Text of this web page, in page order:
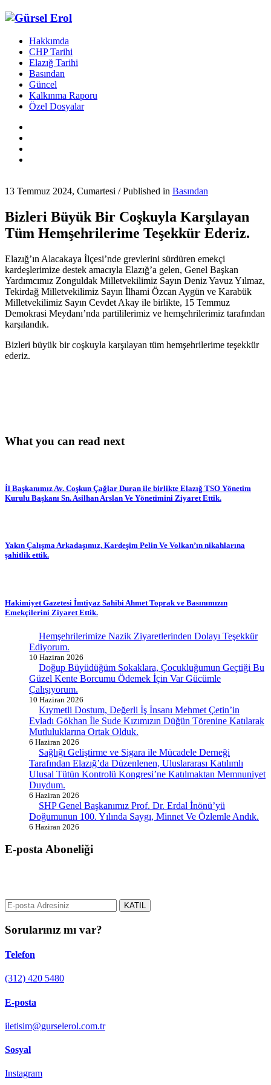
Hakkımda
CHP Tarihi
Elazığ Tarihi
Basından
Güncel
Kalkınma Raporu
Özel Dosyalar
13 Temmuz 2024, Cumartesi /Published in Basından
Bizleri Büyük Bir Coşkuyla Karşılayan
Tüm Hemşehrilerime Teşekkür Ederiz.
Elazığ’ın Alacakaya İlçesi’nde grevlerini sürdüren emekçi
kardeşlerimize destek amacıyla Elazığ’a gelen, Genel Başkan
Yardımcımız Zonguldak Milletvekilimiz Sayın Deniz Yavuz Yılmaz,
Tekirdağ Milletvekilimiz Sayın İlhami Özcan Aygün ve Karabük
Milletvekilimiz Sayın Cevdet Akay ile birlikte, 15 Temmuz
Demokrasi Meydanı’nda partililerimiz ve hemşehrilerimiz tarafından
karşılandık.
Bizleri büyük bir coşkuyla karşılayan tüm hemşehrilerime teşekkür
ederiz.
What you can read next
İl Başkanımız Av. Coşkun Çağlar Duran ile birlikte Elazığ TSO Yönetim
Kurulu Başkanı Sn. Asilhan Arslan Ve Yönetimini Ziyaret Ettik.
Yakın Çalışma Arkadaşımız, Kardeşim Pelin Ve Volkan’ın nikahlarına
şahitlik ettik.
Hakimiyet Gazetesi İmtiyaz Sahibi Ahmet Toprak ve Basınımızın
Emekçilerini Ziyaret Ettik.
Hemşehrilerimize Nazik Ziyaretlerinden Dolayı Teşekkür
Ediyorum.
10 Haziran 2026
Doğup Büyüdüğüm Sokaklara, Çocukluğumun Geçtiği Bu
Güzel Kente Borcumu Ödemek İçin Var Gücümle
Çalışıyorum.
10 Haziran 2026
Kıymetli Dostum, Değerli İş İnsanı Mehmet Çetin’in
Evladı Gökhan İle Sude Kızımızın Düğün Törenine Katılarak
Mutluluklarına Ortak Olduk.
6 Haziran 2026
Sağlığı Geliştirme ve Sigara ile Mücadele Derneği
Tarafından Elazığ’da Düzenlenen, Uluslararası Katılımlı
Ulusal Tütün Kontrolü Kongresi’ne Katılmaktan Memnuniyet
Duydum.
6 Haziran 2026
SHP Genel Başkanımız Prof. Dr. Erdal İnönü’yü
Doğumunun 100. Yılında Saygı, Minnet Ve Özlemle Andık.
6 Haziran 2026
E-posta Aboneliği
KATIL
Sorularınız mı var?
Telefon
(312) 420 5480
E-posta
iletisim@gurselerol.com.tr
Sosyal
Instagram